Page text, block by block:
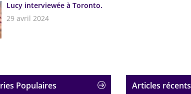
Lucy interviewée à Toronto.
29 avril 2024
Populaires Articles récents